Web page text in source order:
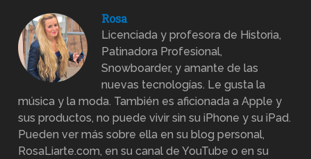
Rosa
Licenciada y profesora de Historia,
Patinadora Profesional,
Snowboarder, y amante de las
nuevas tecnologías. Le gusta la
música y la moda. También es aficionada a Apple y
sus productos, no puede vivir sin su iPhone y su iPad.
Pueden ver más sobre ella en su blog personal,
RosaLiarte.com, en su canal de YouTube o en su